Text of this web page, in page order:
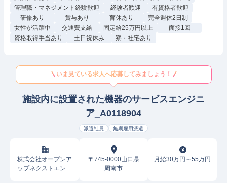
管理職・マネジメント経験歓迎
経験者歓迎
有資格者歓迎
研修あり
賞与あり 育休あり
完全週休2日制
女性が活躍中
交通費支給 固定給25万円以上
面接1回
資格取得手当あり
土日祝休み 寮・社宅あり
いま見ている求人へ応募してみましょう！
施設内に設置された機器のサービスエンジニ
ア_A0118904
派遣社員 無期雇用派遣
株式会社オープンア
ップネクストエンジ
〒745-0000山口県
周南市
月給30万円～55万円